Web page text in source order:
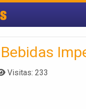
Visitas: 233